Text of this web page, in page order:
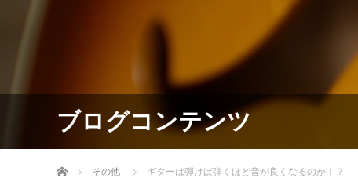
ブログコンテンツ
Home その他 ギターは弾けば弾くほど音が良くなるのか！？